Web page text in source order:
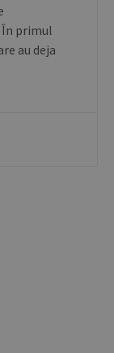
primul
au deja